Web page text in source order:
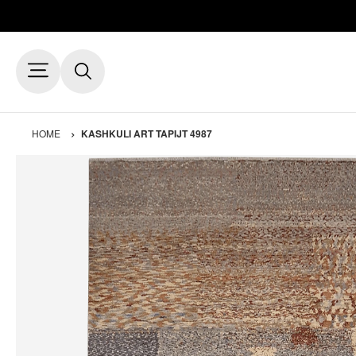
HOME KASHKULI ART TAPIJT 4987